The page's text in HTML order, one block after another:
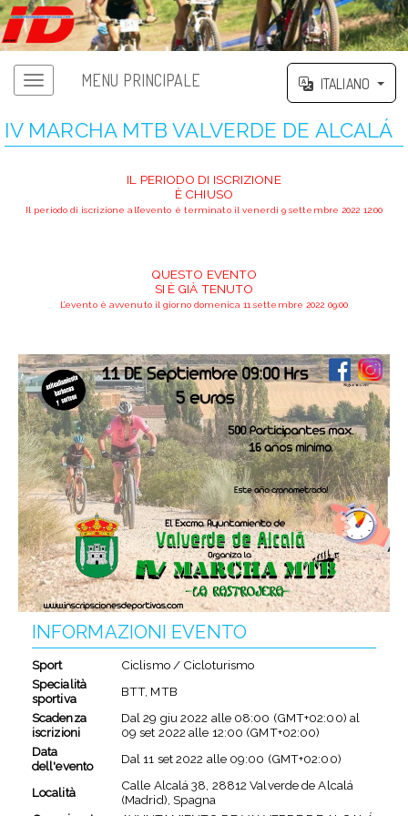
MENU PRINCIPALE ITALIANO
IV MARCHA MTB VALVERDE DE ALCALÁ
IL PERIODO DI ISCRIZIONE
È CHIUSO
Il periodo di iscrizione all’evento è terminato il venerdì 9 settembre 2022 12:00
QUESTO EVENTO
SI È GIÀ TENUTO
L’evento è avvenuto il giorno domenica 11 settembre 2022 09:00
INFORMAZIONI EVENTO
Sport
Ciclismo / Cicloturismo
Specialità
sportiva
BTT, MTB
Scadenza
iscrizioni
Dal29 giu 2022 alle 08:00 (GMT+02:00) al
09 set 2022alle 12:00 (GMT+02:00)
Data
dell'evento
Dal11 set 2022 alle 09:00 (GMT+02:00)
Località
Calle Alcalá 38, 28812 Valverde de Alcalá
(Madrid), Spagna